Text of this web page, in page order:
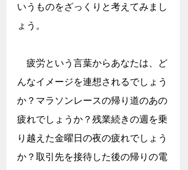
いうものをざっくりと考えてみまし
ょう。
疲労という言葉からあなたは、ど
んなイメージを連想されるでしょう
か？マラソンレースの帰り道のあの
疲れでしょうか？残業続きの週を乗
り越えた金曜日の夜の疲れでしょう
か？取引先を接待した後の帰りの電